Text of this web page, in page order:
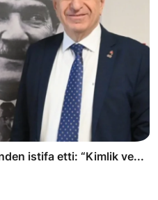
istifa etti: “Kimlik ve...